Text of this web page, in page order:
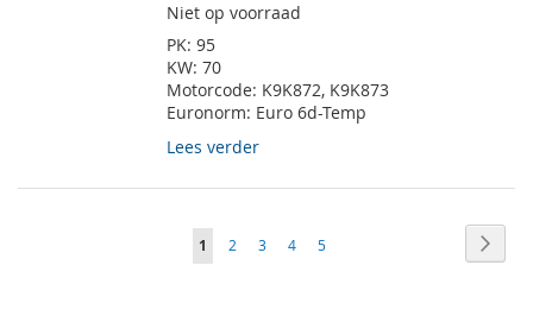
Niet op voorraad
PK: 95
KW: 70
Motorcode: K9K872, K9K873
Euronorm: Euro 6d-Temp
Lees verder
Pagina
U1 Pagina
2 Pagina
3 Pagina
4 Pagina
5